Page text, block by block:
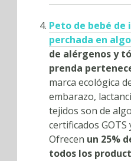
Peto de bebé de
perchada en
de alérgenos y
prenda
marca ecológica
embarazo,
tejidos son de
certificados GOTS
Ofrecen un 25%
todos los